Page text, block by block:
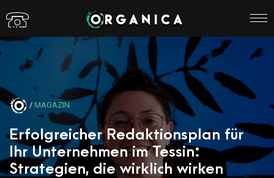
/ MAGAZIN
Erfolgreicher Redaktionsplan für
Ihr Unternehmen im Tessin:
Strategien, die wirklich wirken